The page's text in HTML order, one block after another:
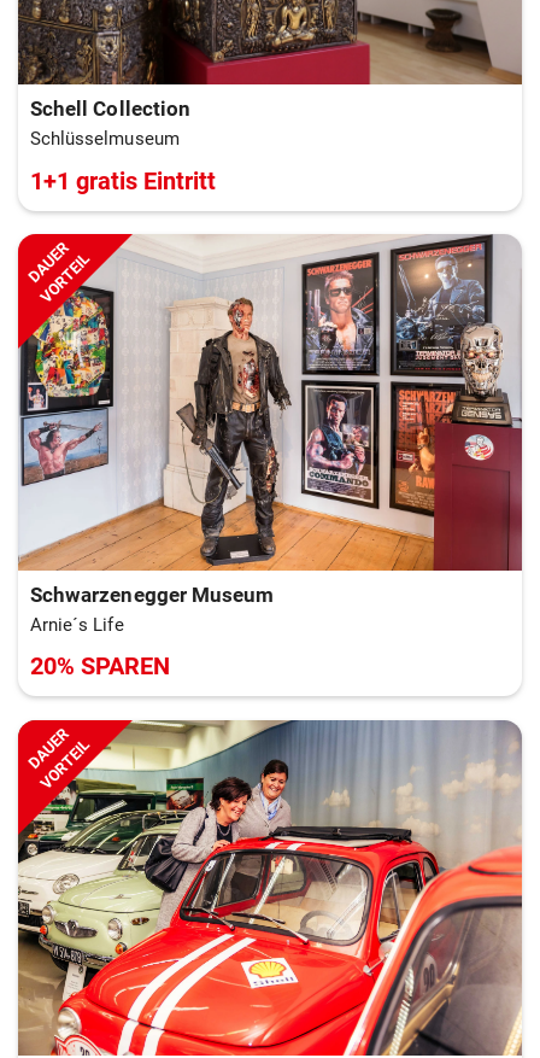
Schell Collection
Schlüsselmuseum
1+1 gratis Eintritt
DAUER
VORTEIL
Schwarzenegger Museum
Arnie´s Life
20% SPAREN
DAUER
VORTEIL